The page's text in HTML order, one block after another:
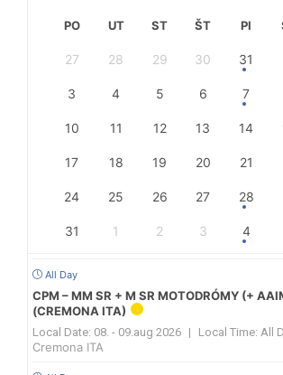
PO UT ST ŠT PI
27 28 29 30 31
3 4 5 6 7
10 11 12 13 14
17 18 19 20 21
24 25 26 27 28
31 1 2 3 4
All Day
CPM – MM SR + M SR MOTODRÓMY (+
(CREMONA ITA)
Local Date: 08. - 09.aug 2026 | Local Time: All
Cremona ITA